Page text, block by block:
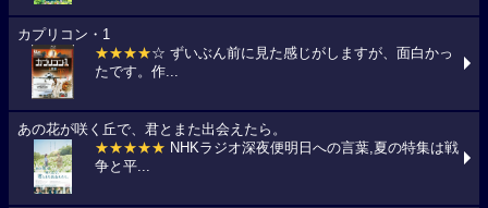
カプリコン・1
★★★★☆ ずいぶん前に見た感じがしますが、面白かっ
たです。作...
あの花が咲く丘で、君とまた出会えたら。
★★★★★ NHKラジオ深夜便明日への言葉,夏の特集は戦
争と平...